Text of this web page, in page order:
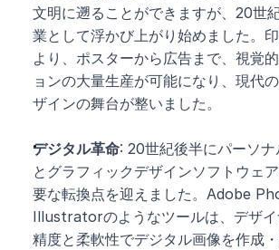
文明に遡ることができますが、20世
業として浮かび上がり始めました。
より、ポスターから広告まで、視覚
ョンの大量生産が可能になり、現代
ザインの舞台が整いました。
デジタル革命: 20世紀後半にパーソナ
とグラフィックデザインソフトウェ
要な転換点を迎えました。Adobe
Illustratorのようなツールは、デザ
精度と柔軟性でデジタル画像を作成